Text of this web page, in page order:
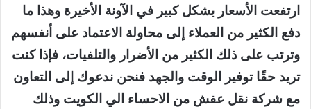
ارتفعت الأسعار بشكل كبير في الآونة الأخيرة وهذا ما
دفع الكثير من العملاء إلى محاولة الاعتماد على أنفسهم
وترتب على ذلك الكثير من الأضرار والتلفيات، فإذا كنت
تريد حقًا توفير الوقت والجهد فنحن ندعوك إلى التعاون
مع شركة نقل عفش من الاحساء الي الكويت وذلك